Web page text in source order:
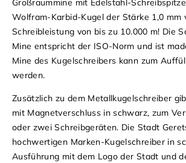
Großraummine mit Edelstahl-
Wolfram-Karbid-Kugel der Stärke 1,0 mm
Schreibleistung von bis zu 10.000 m! Die
Mine entspricht der ISO-Norm und ist
Mine des Kugelschreibers kann zum
werden.
Zusätzlich zu dem Metallkugelschreiber
mit Magnetverschluss in schwarz, zum
oder zwei Schreibgeräten. Die Stadt
hochwertigen Marken-Kugelschreiber in
Ausführung mit dem Logo der Stadt und